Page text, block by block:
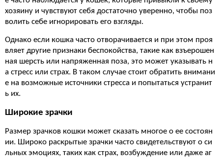
хозяину и чувствуют себя достаточно уверенно, чтобы поз
волить себе игнорировать его взгляды.
Однако если кошка часто отворачивается и при этом проя
вляет другие признаки беспокойства, такие как взъерошен
ная шерсть или напряженная поза, это может указывать н
а стресс или страх. В таком случае стоит обратить внимани
е на возможные источники стресса и попытаться устранит
ь их.
Широкие зрачки
Размер зрачков кошки может сказать многое о ее состоян
ии. Широко раскрытые зрачки часто свидетельствуют о си
льных эмоциях, таких как страх, возбуждение или даже аг